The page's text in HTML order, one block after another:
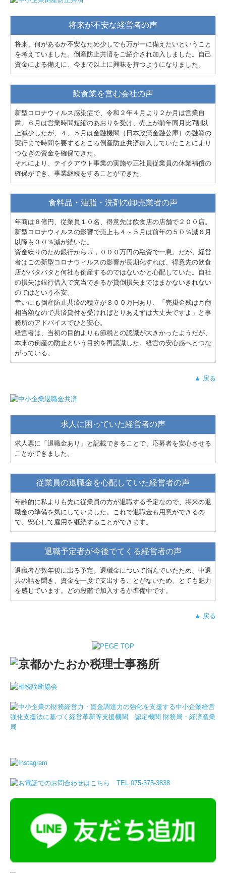
将来が不安な経営者の声
将来、何があるか不安なため少しでも万が一に備えたいということ
を考えていました。倒産防止共済をご紹介され加入しました。自己
資金による備えに、今まで以上に興味を持つようになりました。
飲食業を営む会社の声
新型コロナウィルス感染症で、令和２年４月より２か月は営業自
粛、６月は営業時間短縮のあおりを受け、売上が前年同月比7割以
上減少したが、４、５月は金融機関（日本政策金融公庫）の融資の
実行まで時間を要するところ倒産防止共済加入していたことにより
つなぎの資金を確保できた。
それにより、テイクアウト事業の実施や正社員従業員の休業補償の
確保ができ、事業継続をすることができた。
食料品・油脂・洗剤の卸売業者の声
年商は８億円、従業員１０名、得意先は飲食店の店舗で２００店。
新型コロナウィルスの影響で売上も４～５月は前年の５０％減６月
以降も３０％減が続いた。
資金繰りのため銀行から３，０００万円の融資で一息。だが、経営
者はこの新型コロナウィルスの影響が長期化すれば、得意先の飲食
店がバタバタと何社も倒産するのではないかと心配していた。自社
の損失は銀行借入で充当できるが貸倒損失まではまかないきれない
のではという不安。
幸いにも倒産防止共済の積立が８００万円あり、「売掛金残は月商
相当額なので共済貸付を受ければとりあえずは大丈夫ですよ」と事
務所のアドバイスでひと安心。
経営者は、当初の目的よりも節税との認識が大きかったようだが、
本来の倒産の防止という目的を再認識した。経営の安心感へとつな
がっている。
▲ 戻る
求人に困っていた経営者の声
求人票に「退職金あり」と記載できることで、応募者を安心させる
ことができました。
従業員の退職金を心配していた経営者の声
年齢的に私よりも先に従業員の方が退職する予定なので、将来の退
職金の準備を気にしていました。これで退職金も用意ができるの
で、安心して雇用を継続することができます。
退職予定者が今後でてくる経営者の声
退職者が数年後に出る予定。退職金について悩んでいたため、中退
共の話を聞き、資金を一度で支出することがないため、とても魅力
を感じています。どの段階で加入するか準備中です。
▲ 戻る